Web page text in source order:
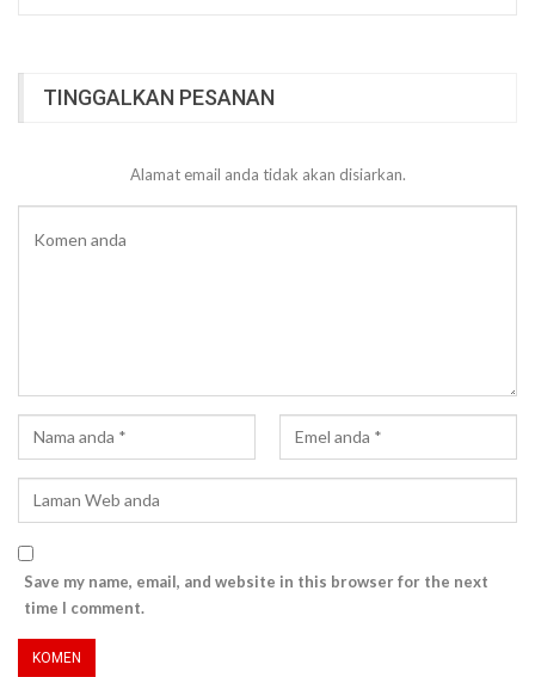
TINGGALKAN PESANAN
Alamat email anda tidak akan disiarkan.
Save my name, email, and website in this browser for the next
time I comment.